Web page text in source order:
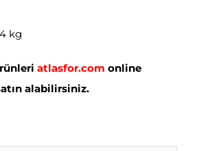
kg
atlasfor.com online
alabilirsiniz.